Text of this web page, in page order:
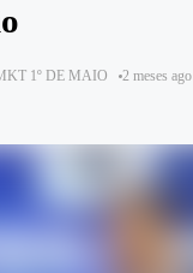
1º DE MAIO 2 meses ago